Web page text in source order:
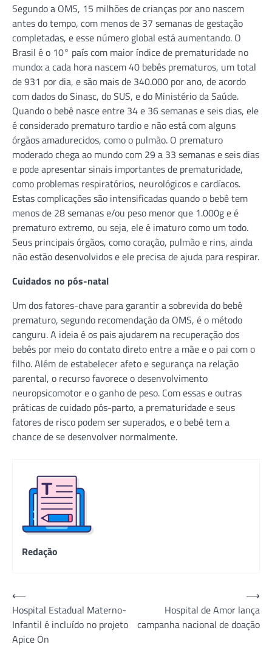
Segundo a OMS, 15 milhões de crianças por ano nascem
antes do tempo, com menos de 37 semanas de gestação
completadas, e esse número global está aumentando. O
Brasil é o 10° país com maior índice de prematuridade no
mundo: a cada hora nascem 40 bebês prematuros, um total
de 931 por dia, e são mais de 340.000 por ano, de acordo
com dados do Sinasc, do SUS, e do Ministério da Saúde.
Quando o bebê nasce entre 34 e 36 semanas e seis dias, ele
é considerado prematuro tardio e não está com alguns
órgãos amadurecidos, como o pulmão. O prematuro
moderado chega ao mundo com 29 a 33 semanas e seis dias
e pode apresentar sinais importantes de prematuridade,
como problemas respiratórios, neurológicos e cardíacos.
Estas complicações são intensificadas quando o bebê tem
menos de 28 semanas e/ou peso menor que 1.000g e é
prematuro extremo, ou seja, ele é imaturo como um todo.
Seus principais órgãos, como coração, pulmão e rins, ainda
não estão desenvolvidos e ele precisa de ajuda para respirar.
Cuidados no pós-natal
Um dos fatores-chave para garantir a sobrevida do bebê
prematuro, segundo recomendação da OMS, é o método
canguru. A ideia é os pais ajudarem na recuperação dos
bebês por meio do contato direto entre a mãe e o pai com o
filho. Além de estabelecer afeto e segurança na relação
parental, o recurso favorece o desenvolvimento
neuropsicomotor e o ganho de peso. Com essas e outras
práticas de cuidado pós-parto, a prematuridade e seus
fatores de risco podem ser superados, e o bebê tem a
chance de se desenvolver normalmente.
Redação
Navegação
de
Post
⟵
Hospital Estadual Materno-
Infantil é incluído no projeto
Apice On
Hospital de Amor lança
campanha nacional de doação
⟶